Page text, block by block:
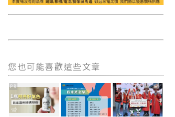
您也可能喜歡這些文章
PR